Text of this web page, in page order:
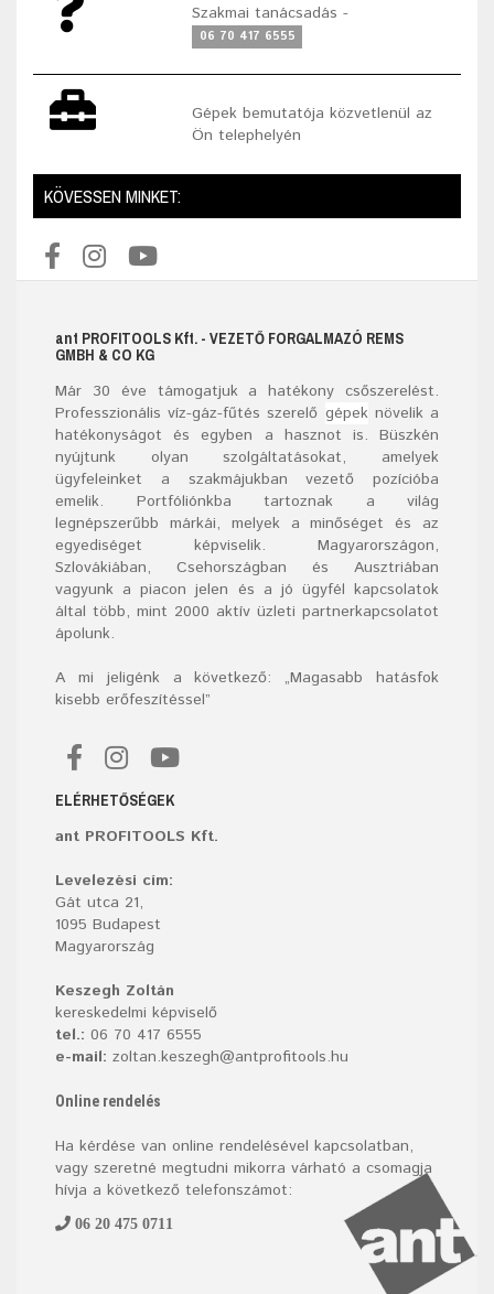
Szakmai tanácsadás -
06 70 417 6555
Gépek bemutatója közvetlenül az
Ön telephelyén
KÖVESSEN MINKET:
ant PROFITOOLS Kft. - VEZETŐ FORGALMAZÓ REMS
GMBH & CO KG
Már 30 éve támogatjuk a hatékony csőszerelést.
Professzionális víz-gáz-fűtés szerelő gépeknövelik a
hatékonyságot és egyben a hasznot is. Büszkén
nyújtunk olyan szolgáltatásokat, amelyek
ügyfeleinket a szakmájukban vezető pozícióba
emelik. Portfóliónkba tartoznak a világ
legnépszerűbb márkái, melyek a minőséget és az
egyediséget képviselik. Magyarországon,
Szlovákiában, Csehországban és Ausztriában
vagyunk a piacon jelen és a jó ügyfél kapcsolatok
által több, mint 2000 aktív üzleti partnerkapcsolatot
ápolunk.
A mi jeligénk a következő: „Magasabb hatásfok
kisebb erőfeszítéssel”
ELÉRHETŐSÉGEK
ant PROFITOOLS Kft.
Levelezési cím:
Gát utca 21,
1095 Budapest
Magyarország
Keszegh Zoltán
kereskedelmi képviselő
tel.: 06 70 417 6555
e-mail: zoltan.keszegh@antprofitools.hu
Online rendelés
Ha kérdése van online rendelésével kapcsolatban,
vagy szeretné megtudni mikorra várható a csomagja
hívja a következő telefonszámot:
06 20 475 0711